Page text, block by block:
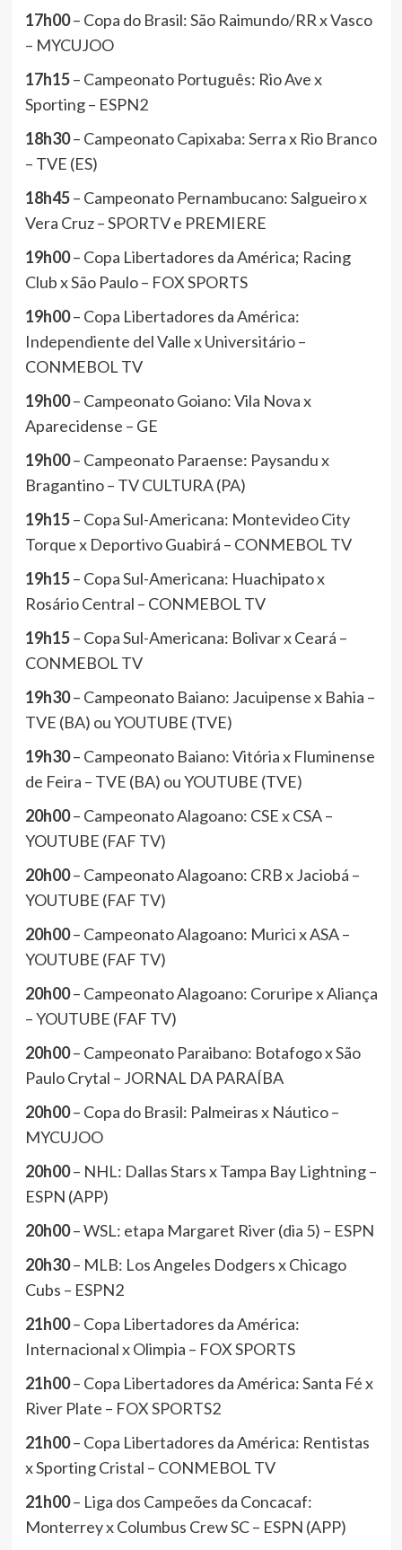
17h00– Copa do Brasil: São Raimundo/RR x Vasco
– MYCUJOO
17h15– Campeonato Português: Rio Ave x
Sporting – ESPN2
18h30– Campeonato Capixaba: Serra x Rio Branco
– TVE (ES)
18h45– Campeonato Pernambucano: Salgueiro x
Vera Cruz – SPORTV e PREMIERE
19h00– Copa Libertadores da América; Racing
Club x São Paulo – FOX SPORTS
19h00– Copa Libertadores da América:
Independiente del Valle x Universitário –
CONMEBOL TV
19h00– Campeonato Goiano: Vila Nova x
Aparecidense – GE
19h00– Campeonato Paraense: Paysandu x
Bragantino – TV CULTURA (PA)
19h15– Copa Sul-Americana: Montevideo City
Torque x Deportivo Guabirá – CONMEBOL TV
19h15– Copa Sul-Americana: Huachipato x
Rosário Central – CONMEBOL TV
19h15– Copa Sul-Americana: Bolivar x Ceará –
CONMEBOL TV
19h30– Campeonato Baiano: Jacuipense x Bahia –
TVE (BA) ou YOUTUBE (TVE)
19h30– Campeonato Baiano: Vitória x Fluminense
de Feira – TVE (BA) ou YOUTUBE (TVE)
20h00– Campeonato Alagoano: CSE x CSA –
YOUTUBE (FAF TV)
20h00– Campeonato Alagoano: CRB x Jaciobá –
YOUTUBE (FAF TV)
20h00– Campeonato Alagoano: Murici x ASA –
YOUTUBE (FAF TV)
20h00– Campeonato Alagoano: Coruripe x Aliança
– YOUTUBE (FAF TV)
20h00– Campeonato Paraibano: Botafogo x São
Paulo Crytal – JORNAL DA PARAÍBA
20h00– Copa do Brasil: Palmeiras x Náutico –
MYCUJOO
20h00– NHL: Dallas Stars x Tampa Bay Lightning –
ESPN (APP)
20h00– WSL: etapa Margaret River (dia 5) – ESPN
20h30– MLB: Los Angeles Dodgers x Chicago
Cubs – ESPN2
21h00– Copa Libertadores da América:
Internacional x Olimpia – FOX SPORTS
21h00– Copa Libertadores da América: Santa Fé x
River Plate – FOX SPORTS2
21h00– Copa Libertadores da América: Rentistas
x Sporting Cristal – CONMEBOL TV
21h00– Liga dos Campeões da Concacaf:
Monterrey x Columbus Crew SC – ESPN (APP)